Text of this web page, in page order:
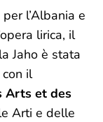
l’Albania e
lirica, il
Jaho è stata
il
Arts et des
Arti e delle